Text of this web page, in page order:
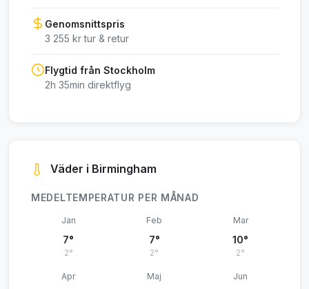
Genomsnittspris
3 255 kr tur & retur
Flygtid från Stockholm
2h 35min direktflyg
Väder i Birmingham
MEDELTEMPERATUR PER MÅNAD
Jan
7°
2°
Feb
7°
2°
Mar
10°
2°
Apr Maj Jun